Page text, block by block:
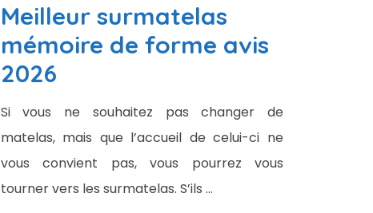
Meilleur surmatelas
mémoire de forme avis
2026
Si vous ne souhaitez pas changer de
matelas, mais que l’accueil de celui-ci ne
vous convient pas, vous pourrez vous
tourner vers les surmatelas. S’ils …